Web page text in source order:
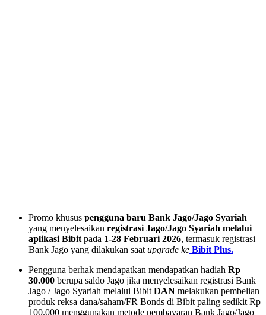
Promo khusus pengguna baru Bank Jago/Jago Syariah
yang menyelesaikan registrasi Jago/Jago Syariah melalui
aplikasi Bibit pada 1-28 Februari 2026, termasuk registrasi
Bank Jago yang dilakukan saat upgrade ke Bibit Plus.
Pengguna berhak mendapatkan mendapatkan hadiah Rp
30.000 berupa saldo Jago jika menyelesaikan registrasi Bank
Jago / Jago Syariah melalui Bibit DAN melakukan pembelian
produk reksa dana/saham/FR Bonds di Bibit paling sedikit Rp
100.000 menggunakan metode pembayaran Bank Jago/Jago